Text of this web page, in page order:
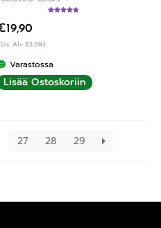
19,90
Alv 25,5%)
Varastossa
Lisää Ostoskoriin
27 28 29